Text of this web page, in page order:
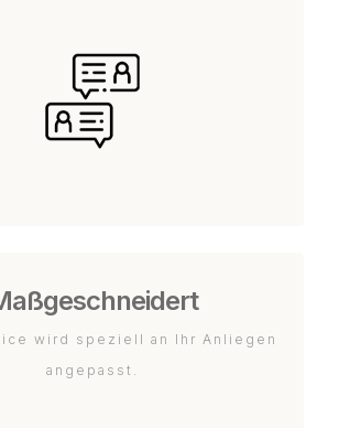
wird speziell an Ihr Anliegen
angepasst.